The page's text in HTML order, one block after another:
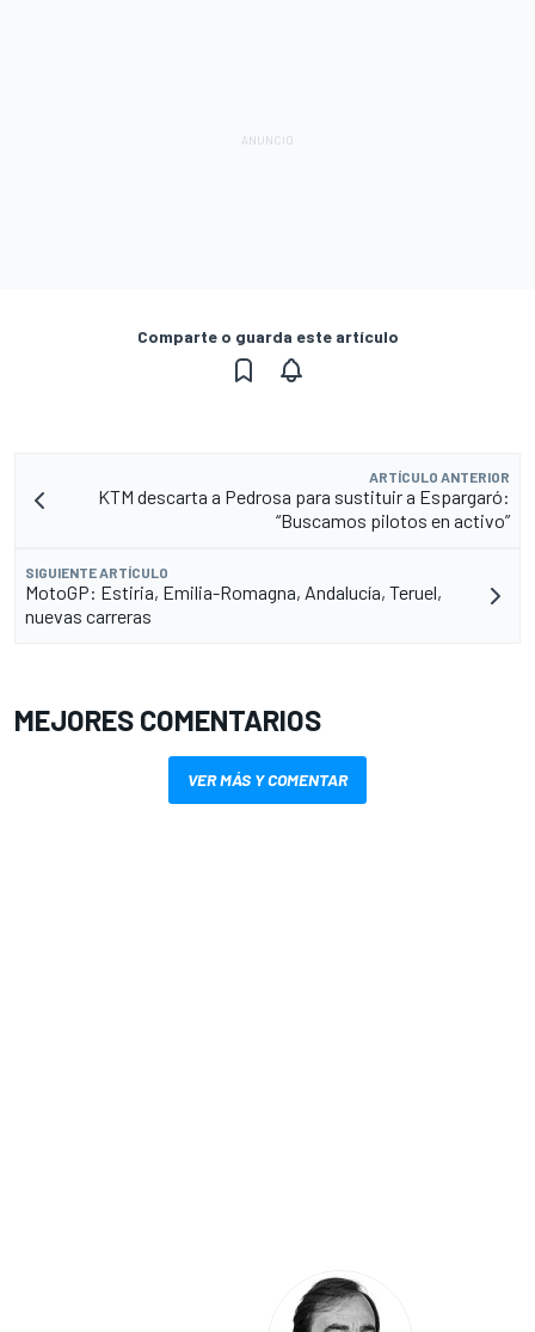
Comparte o guarda este artículo
ARTÍCULO ANTERIOR
KTM descarta a Pedrosa para sustituir a Espargaró:
“Buscamos pilotos en activo”
SIGUIENTE ARTÍCULO
MotoGP: Estiria, Emilia-Romagna, Andalucía, Teruel,
nuevas carreras
MEJORES COMENTARIOS
VER MÁS Y COMENTAR